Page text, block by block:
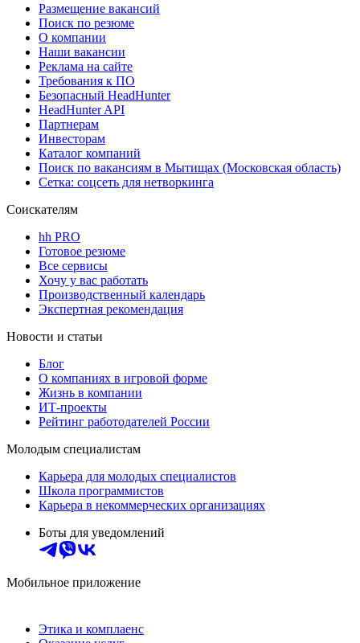
Размещение вакансий
Поиск по резюме
О компании
Наши вакансии
Реклама на сайте
Требования к ПО
Безопасный HeadHunter
HeadHunter API
Партнерам
Инвесторам
Каталог компаний
Поиск по вакансиям в Мытищах (Московская область)
Сетка: соцсеть для нетворкинга
Соискателям
hh PRO
Готовое резюме
Все сервисы
Хочу у вас работать
Производственный календарь
Экспертная рекомендация
Новости и статьи
Блог
О компаниях в игровой форме
Жизнь в компании
ИТ-проекты
Рейтинг работодателей России
Молодым специалистам
Карьера для молодых специалистов
Школа программистов
Карьера в некоммерческих организациях
Боты для уведомлений
Мобильное приложение
Этика и комплаенс